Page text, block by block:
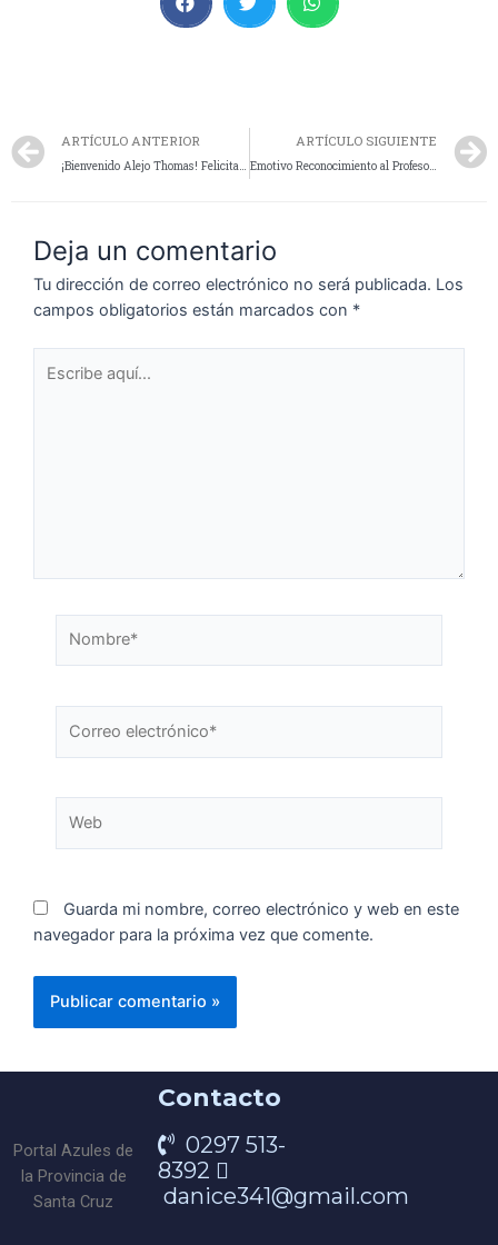
ARTÍCULO ANTERIOR
¡Bienvenido Alejo Thomas! Felicitaciones al Sargento 1ro Barriga y Familia por la Nueva Bendición
ARTÍCULO SIGUIENTE
Emotivo Reconocimiento al Profesor Carlos Rubilar por 38 Años de Dedicación en la Formación de Cadetes Policiales
Deja un comentario
Tu dirección de correo electrónico no será publicada. Los
campos obligatorios están marcados con *
Guarda mi nombre, correo electrónico y web en este
navegador para la próxima vez que comente.
0297 513-
8392